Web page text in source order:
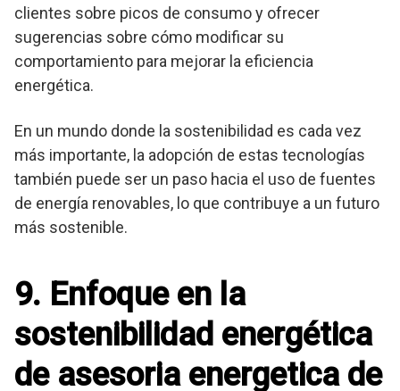
clientes sobre picos de consumo y ofrecer
sugerencias sobre cómo modificar su
comportamiento para mejorar la eficiencia
energética.
En un mundo donde la sostenibilidad es cada vez
más importante, la adopción de estas tecnologías
también puede ser un paso hacia el uso de fuentes
de energía renovables, lo que contribuye a un futuro
más sostenible.
9. Enfoque en la
sostenibilidad energética
de asesoria energetica de